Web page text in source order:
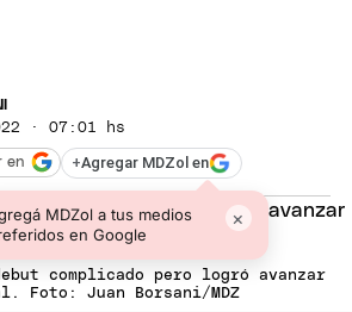
· 07:01 hs
+Agregar MDZol en
MDZol a tus medios
en Google
×
en
complicado pero logró avanzar
Foto: Juan Borsani/MDZ